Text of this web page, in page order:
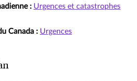
: Urgences et catastrophes
Canada : Urgences